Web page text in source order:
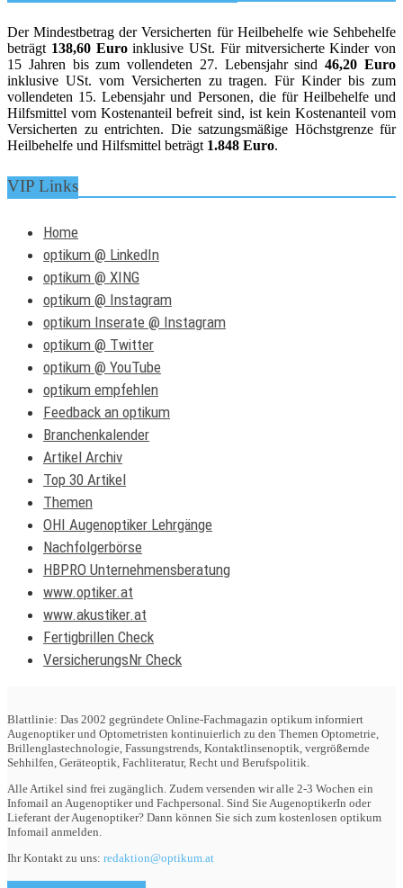
Der Mindestbetrag der Versicherten für Heilbehelfe wie Sehbehelfe
beträgt 138,60 Euroinklusive USt. Für mitversicherte Kinder von
15 Jahren bis zum vollendeten 27. Lebensjahr sind46,20 Euro
inklusive USt. vom Versicherten zu tragen. Für Kinder bis zum
vollendeten 15. Lebensjahr und Personen, die für Heilbehelfe und
Hilfsmittel vom Kostenanteil befreit sind, ist kein Kostenanteil vom
Versicherten zu entrichten. Die satzungsmäßige Höchstgrenze für
Heilbehelfe und Hilfsmittel beträgt 1.848 Euro.
VIP Links
Home
optikum @ LinkedIn
optikum @ XING
optikum @ Instagram
optikum Inserate @ Instagram
optikum @ Twitter
optikum @ YouTube
optikum empfehlen
Feedback an optikum
Branchenkalender
Artikel Archiv
Top 30 Artikel
Themen
OHI Augenoptiker Lehrgänge
Nachfolgerbörse
HBPRO Unternehmensberatung
www.optiker.at
www.akustiker.at
Fertigbrillen Check
VersicherungsNr Check
Blattlinie: Das 2002 gegründete Online-Fachmagazin optikum informiert
Augenoptiker und Optometristen kontinuierlich zu den Themen Optometrie,
Brillenglastechnologie, Fassungstrends, Kontaktlinsenoptik, vergrößernde
Sehhilfen, Geräteoptik, Fachliteratur, Recht und Berufspolitik.
Alle Artikel sind frei zugänglich. Zudem versenden wir alle 2-3 Wochen ein
Infomail an Augenoptiker und Fachpersonal. Sind Sie AugenoptikerIn oder
Lieferant der Augenoptiker? Dann können Sie sich zum kostenlosen optikum
Infomail anmelden.
Ihr Kontakt zu uns: redaktion@optikum.at